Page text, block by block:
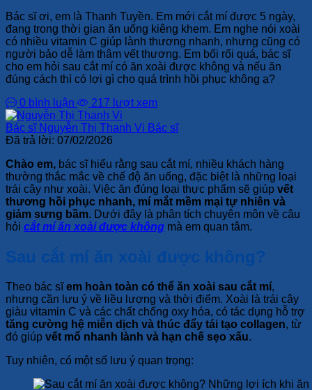
Bác sĩ ơi, em là Thanh Tuyền. Em mới cắt mí được 5 ngày,
đang trong thời gian ăn uống kiêng khem. Em nghe nói xoài
có nhiều vitamin C giúp lành thương nhanh, nhưng cũng có
người bảo dễ làm thâm vết thương. Em bối rối quá, bác sĩ
cho em hỏi sau cắt mí có ăn xoài được không và nếu ăn
đúng cách thì có lợi gì cho quá trình hồi phục không ạ?
0 bình luận
217 lượt xem
Bác sĩ Nguyễn Thị Thanh Vi Bác sĩ
Đã trả lời: 07/02/2026
Chào em, bác sĩ hiểu rằng sau cắt mí, nhiều khách hàng
thường thắc mắc về chế độ ăn uống, đặc biệt là những loại
trái cây như xoài. Việc ăn đúng loại thực phẩm sẽ giúp vết
thương hồi phục nhanh, mí mắt mềm mại tự nhiên và
giảm sưng bầm. Dưới đây là phân tích chuyên môn về câu
hỏi cắt mí ăn xoài được không mà em quan tâm.
Sau cắt mí ăn xoài được không?
Theo bác sĩem hoàn toàn có thể ăn xoài sau cắt mí,
nhưng cần lưu ý về liều lượng và thời điểm. Xoài là trái cây
giàu vitamin C và các chất chống oxy hóa, có tác dụng hỗ trợ
tăng cường hệ miễn dịch và thúc đẩy tái tạo collagen, từ
đó giúp vết mổ nhanh lành và hạn chế sẹo xấu.
Tuy nhiên, có một số lưu ý quan trọng: